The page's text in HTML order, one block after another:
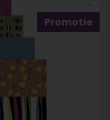
Promotie